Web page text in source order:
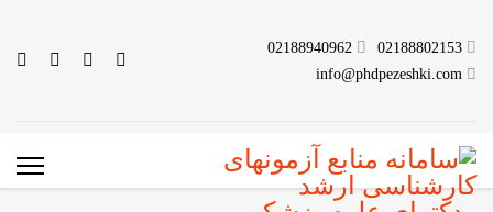
02188802153
02188940962
info@phdpezeshki.com